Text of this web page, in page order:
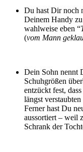
Du hast Dir noch
Deinem Handy
wahlweise eben “
(vom Mann
Dein Sohn nennt
Schuhgrößen
entzückt fest,
längst
Ferner hast Du
aussortiert – weil
Schrank der